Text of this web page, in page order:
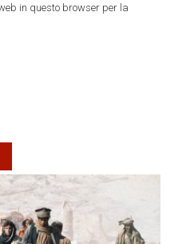
in questo browser per la